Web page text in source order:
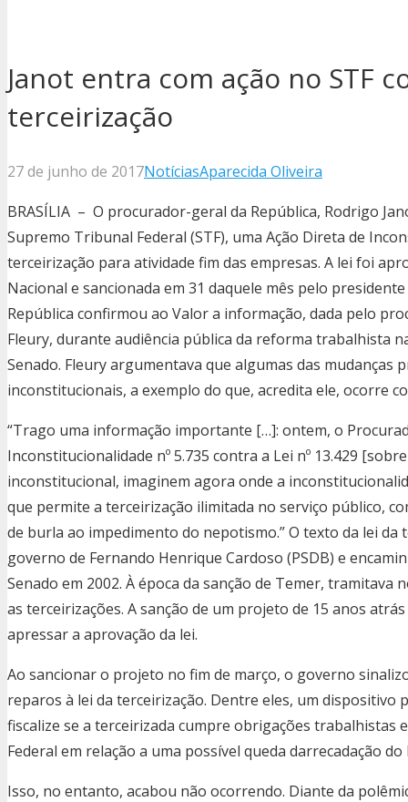
Janot entra com ação no STF
terceirização
27 de junho de 2017NotíciasAparecida Oliveira
BRASÍLIA – O procurador-geral da República, Rodrigo
Supremo Tribunal Federal (STF), uma Ação Direta de
terceirização para atividade fim das empresas. A lei foi
Nacional e sancionada em 31 daquele mês pelo
República confirmou ao Valor a informação, dada pelo
Fleury, durante audiência pública da reforma trabalhista
Senado. Fleury argumentava que algumas das
inconstitucionais, a exemplo do que, acredita ele, ocorre
“Trago uma informação importante […]: ontem, o
Inconstitucionalidade nº 5.735 contra a Lei nº 13.429
inconstitucional, imaginem agora onde a
que permite a terceirização ilimitada no serviço público,
de burla ao impedimento do nepotismo.” O texto da lei
governo de Fernando Henrique Cardoso (PSDB) e
Senado em 2002. À época da sanção de Temer,
as terceirizações. A sanção de um projeto de 15 anos
apressar a aprovação da lei.
Ao sancionar o projeto no fim de março, o governo
reparos à lei da terceirização. Dentre eles, um
fiscalize se a terceirizada cumpre obrigações trabalhistas
Federal em relação a uma possível queda darrecadação do
Isso, no entanto, acabou não ocorrendo. Diante da